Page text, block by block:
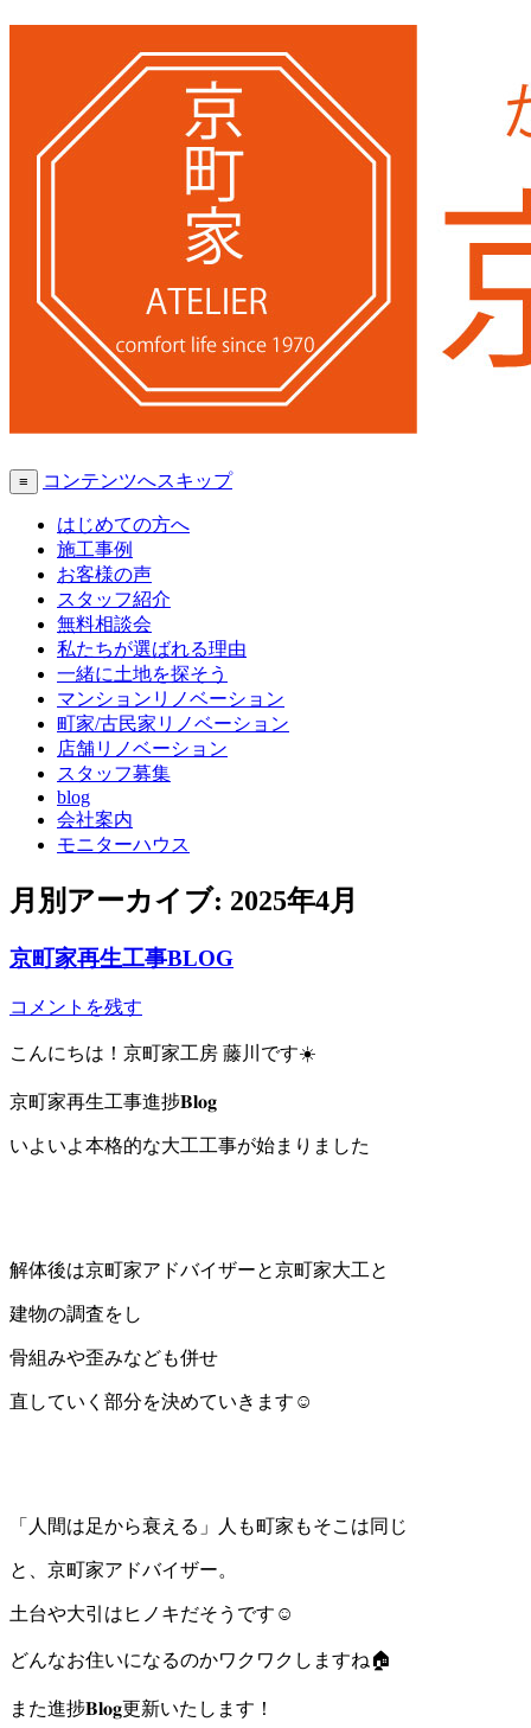
≡ コンテンツへスキップ
はじめての方へ
施工事例
お客様の声
スタッフ紹介
無料相談会
私たちが選ばれる理由
一緒に土地を探そう
マンションリノベーション
町家/古民家リノベーション
店舗リノベーション
スタッフ募集
blog
会社案内
モニターハウス
月別アーカイブ: 2025年4月
京町家再生工事BLOG
コメントを残す
こんにちは！京町家工房 藤川です☀️
京町家再生工事進捗𝐁𝐥𝐨𝐠
いよいよ本格的な大工工事が始まりました
解体後は京町家アドバイザーと京町家大工と
建物の調査をし
骨組みや歪みなども併せ
直していく部分を決めていきます☺️
「人間は足から衰える」人も町家もそこは同じ
と、京町家アドバイザー。
土台や大引はヒノキだそうです☺️
どんなお住いになるのかワクワクしますね🏠
また進捗𝐁𝐥𝐨𝐠更新いたします！